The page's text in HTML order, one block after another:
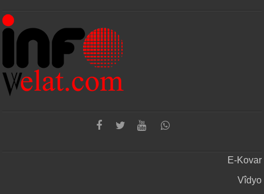
E-Kovar
Vîdyo